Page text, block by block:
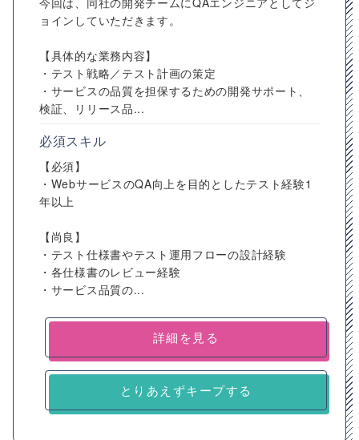
ョインしていただきます。
【具体的な業務内容】
・テスト戦略／テスト計画の策定
・サービスの品質を担保するための開発サポート、
検証、リリース品...
必須スキル
【必須】
・WebサービスのQA向上を目的としたテスト経験1
年以上
【尚良】
・テスト仕様書やテスト運用フローの設計経験
・各仕様書のレビュー経験
・サービス品質の...
詳細を見る
とりあえずキープする